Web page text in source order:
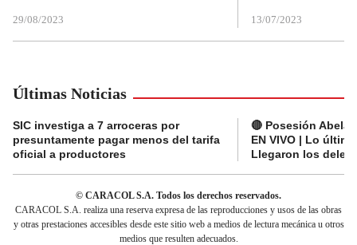
29/08/2023 13/07/2023
Últimas Noticias
SIC investiga a 7 arroceras por
presuntamente pagar menos del tarifa
oficial a productores
🔴 Posesión
EN VIVO | Lo
Llegaron los
© CARACOL S.A. Todos los derechos reservados.
CARACOL S.A. realiza una reserva expresa de las reproducciones y usos de las obras
y otras prestaciones accesibles desde este sitio web a medios de lectura mecánica u otros
medios que resulten adecuados.